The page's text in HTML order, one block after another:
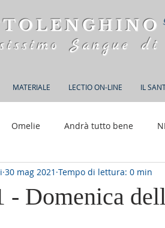
Sangue di
MATERIALE LECTIO ON-LINE IL
Omelie Andrà tutto bene
- Domenica
30 mag 2021 Tempo di lettura: 0 min